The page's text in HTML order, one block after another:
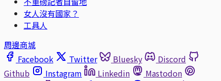
女人沒有國家？
工具人
周邊商城
Facebook
Twitter Bluesky
Discord
Github
Instagram Linkedin
Mastodon